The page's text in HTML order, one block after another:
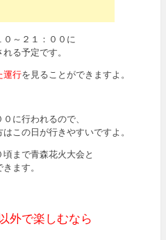
～２１：００に
る予定です。
運行を見ることができますよ。
に行われるので、
この日が行きやすいですよ。
まで青森花火大会と
ます。
外で楽しむなら